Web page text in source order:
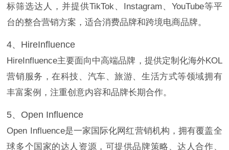
标筛选达人，并提供TikTok、Instagram、YouTube等平
台的整合营销方案，适合消费品牌和跨境电商品牌。
4、HireInfluence
HireInfluence主要面向中高端品牌，提供定制化海外KOL
营销服务，在科技、汽车、旅游、生活方式等领域拥有
丰富案例，注重创意内容和品牌长期合作。
5、Open Influence
Open Influence是一家国际化网红营销机构，拥有覆盖全
球多个国家的达人资源，可提供品牌策略、达人合作、